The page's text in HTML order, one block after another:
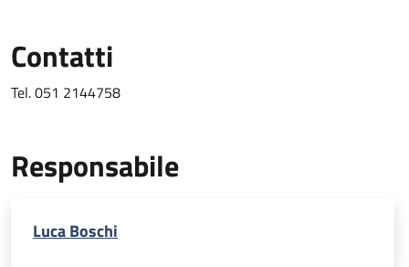
Contatti
Tel. 051 2144758
Responsabile
Luca Boschi